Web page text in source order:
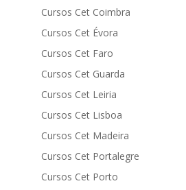
Cursos Cet Coimbra
Cursos Cet Évora
Cursos Cet Faro
Cursos Cet Guarda
Cursos Cet Leiria
Cursos Cet Lisboa
Cursos Cet Madeira
Cursos Cet Portalegre
Cursos Cet Porto